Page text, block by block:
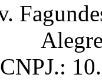
CNPJ.: